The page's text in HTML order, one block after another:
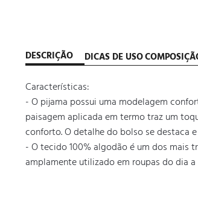
DESCRIÇÃO DICAS DE USO
Características:
- O pijama possui uma modelagem
paisagem aplicada em termo traz um
conforto. O detalhe do bolso se destaca
- O tecido 100% algodão é um dos mais
amplamente utilizado em roupas do dia